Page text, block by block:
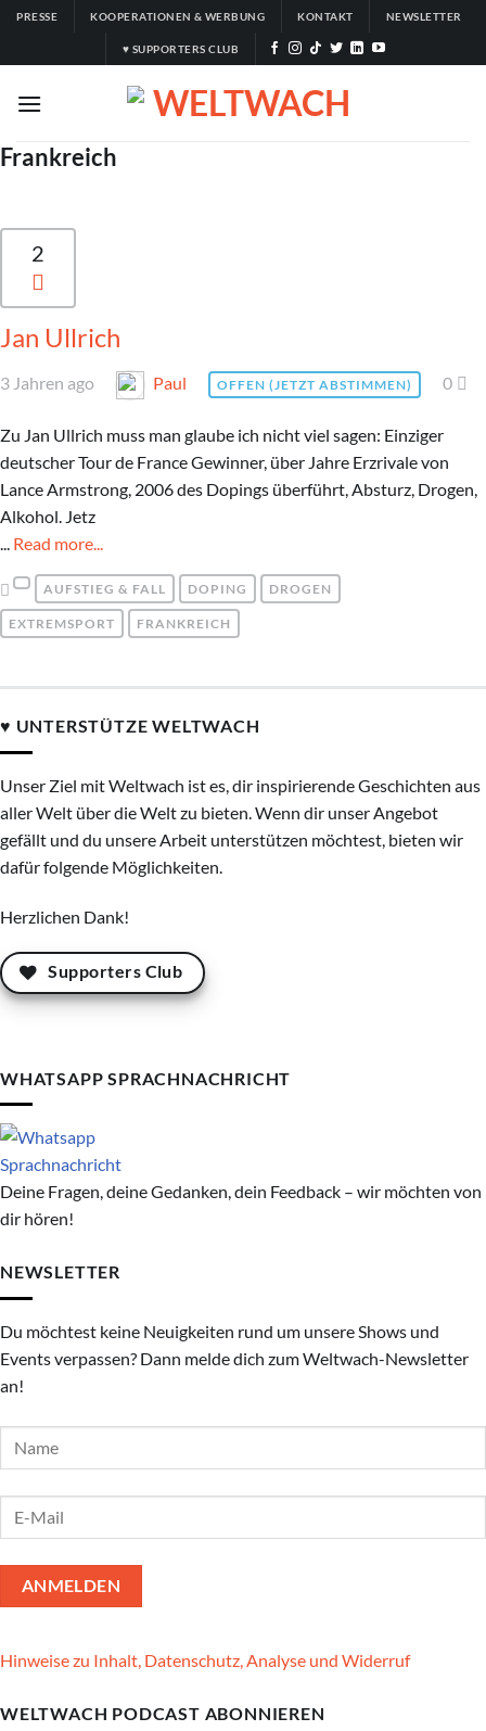
Zum
springen
PRESSE KOOPERATIONEN & WERBUNG KONTAKT NEWSLETTER
♥ SUPPORTERS CLUB
Frankreich
2
Jan Ullrich
3 Jahren ago Paul OFFEN (JETZT ABSTIMMEN) 0
Zu Jan Ullrich muss man glaube ich nicht viel sagen: Einziger
deutscher Tour de France Gewinner, über Jahre Erzrivale von
Lance Armstrong, 2006 des Dopings überführt, Absturz, Drogen,
Alkohol. Jetz
... Read more...
AUFSTIEG & FALL DOPING DROGEN
EXTREMSPORT FRANKREICH
♥ UNTERSTÜTZE WELTWACH
Unser Ziel mit Weltwach ist es, dir inspirierende Geschichten aus
aller Welt über die Welt zu bieten. Wenn dir unser Angebot
gefällt und du unsere Arbeit unterstützen möchtest, bieten wir
dafür folgende Möglichkeiten.
Herzlichen Dank!
Supporters Club
WHATSAPP SPRACHNACHRICHT
Deine Fragen, deine Gedanken, dein Feedback – wir möchten von
dir hören!
NEWSLETTER
Du möchtest keine Neuigkeiten rund um unsere Shows und
Events verpassen? Dann melde dich zum Weltwach-Newsletter
an!
Hinweise zu Inhalt, Datenschutz, Analyse und Widerruf
WELTWACH PODCAST ABONNIEREN